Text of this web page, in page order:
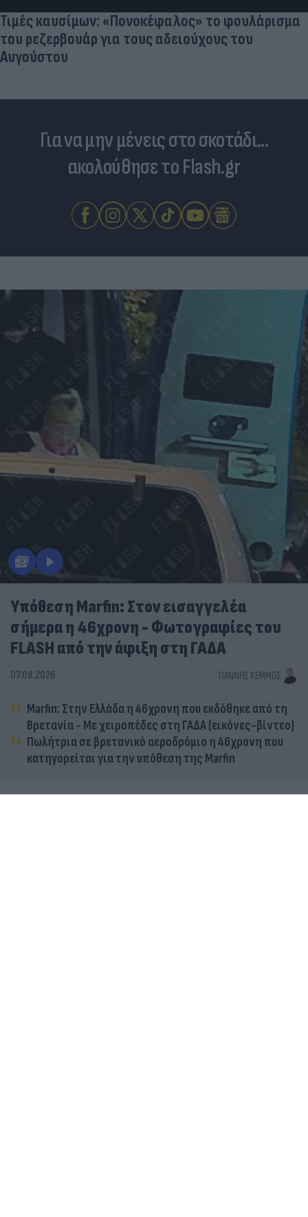
Τιμές καυσίμων: «Πονοκέφαλος» το φουλάρισμα
του ρεζερβουάρ για τους αδειούχους του
Αυγούστου
Για να μην μένεις στο σκοτάδι...
ακολούθησε το Flash.gr
Υπόθεση Marfin: Στον εισαγγελέα
σήμερα η 46χρονη - Φωτογραφίες του
FLASH από την άφιξη στη ΓΑΔΑ
07.08.2026 ΓΙΆΝΝΗΣ ΚΈΜΜΟΣ
Marfin: Στην Ελλάδα η 46χρονη που εκδόθηκε από τη
Βρετανία - Με χειροπέδες στη ΓΑΔΑ (εικόνες-βίντεο)
Πωλήτρια σε βρετανικό αεροδρόμιο η 46χρονη που
κατηγορείται για την υπόθεση της Marfin